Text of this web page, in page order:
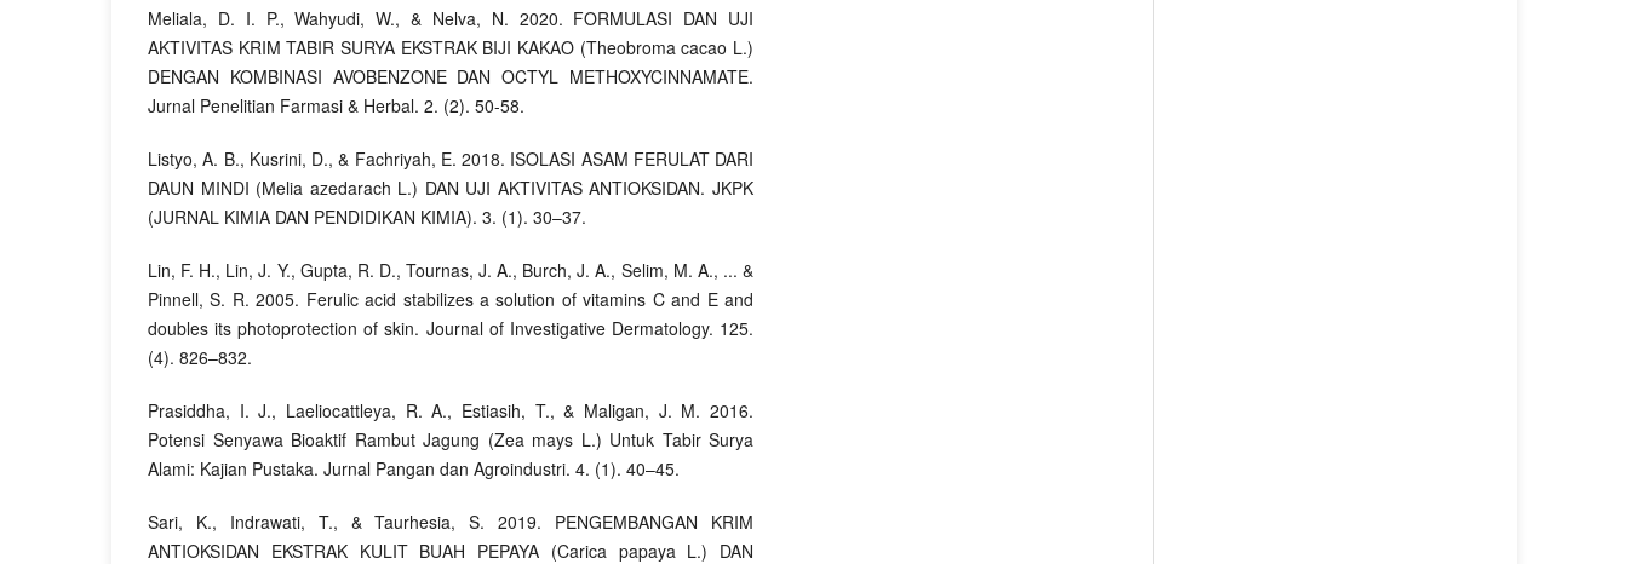
Meliala, D. I. P., Wahyudi, W., & Nelva, N. 2020. FORMULASI DAN UJI
AKTIVITAS KRIM TABIR SURYA EKSTRAK BIJI KAKAO (Theobroma cacao L.)
DENGAN KOMBINASI AVOBENZONE DAN OCTYL METHOXYCINNAMATE.
Jurnal Penelitian Farmasi & Herbal. 2. (2). 50-58.
Listyo, A. B., Kusrini, D., & Fachriyah, E. 2018. ISOLASI ASAM FERULAT DARI
DAUN MINDI (Melia azedarach L.) DAN UJI AKTIVITAS ANTIOKSIDAN. JKPK
(JURNAL KIMIA DAN PENDIDIKAN KIMIA). 3. (1). 30–37.
Lin, F. H., Lin, J. Y., Gupta, R. D., Tournas, J. A., Burch, J. A., Selim, M. A., ... &
Pinnell, S. R. 2005. Ferulic acid stabilizes a solution of vitamins C and E and
doubles its photoprotection of skin. Journal of Investigative Dermatology. 125.
(4). 826–832.
Prasiddha, I. J., Laeliocattleya, R. A., Estiasih, T., & Maligan, J. M. 2016.
Potensi Senyawa Bioaktif Rambut Jagung (Zea mays L.) Untuk Tabir Surya
Alami: Kajian Pustaka. Jurnal Pangan dan Agroindustri. 4. (1). 40–45.
Sari, K., Indrawati, T., & Taurhesia, S. 2019. PENGEMBANGAN KRIM
ANTIOKSIDAN EKSTRAK KULIT BUAH PEPAYA (Carica papaya L.) DAN